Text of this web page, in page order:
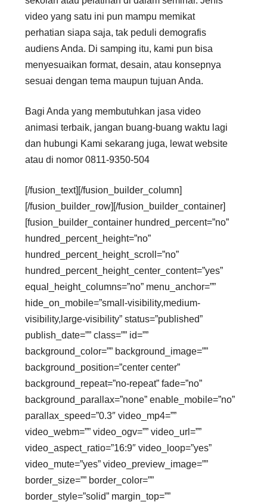
video yang satu ini pun mampu memikat
perhatian siapa saja, tak peduli demografis
audiens Anda. Di samping itu, kami pun bisa
menyesuaikan format, desain, atau konsepnya
sesuai dengan tema maupun tujuan Anda.
Bagi Anda yang membutuhkan jasa video
animasi terbaik, jangan buang-buang waktu lagi
dan hubungi Kami sekarang juga, lewat website
atau di nomor 0811-9350-504
[/fusion_text][/fusion_builder_column]
[/fusion_builder_row][/fusion_builder_container]
[fusion_builder_container hundred_percent=”no”
hundred_percent_height=”no”
hundred_percent_height_scroll=”no”
hundred_percent_height_center_content=”yes”
equal_height_columns=”no” menu_anchor=””
hide_on_mobile=”small-visibility,medium-
visibility,large-visibility” status=”published”
publish_date=”” class=”” id=””
background_color=”” background_image=””
background_position=”center center”
background_repeat=”no-repeat” fade=”no”
background_parallax=”none” enable_mobile=”no”
parallax_speed=”0.3″ video_mp4=””
video_webm=”” video_ogv=”” video_url=””
video_aspect_ratio=”16:9″ video_loop=”yes”
video_mute=”yes” video_preview_image=””
border_size=”” border_color=””
border_style=”solid” margin_top=””